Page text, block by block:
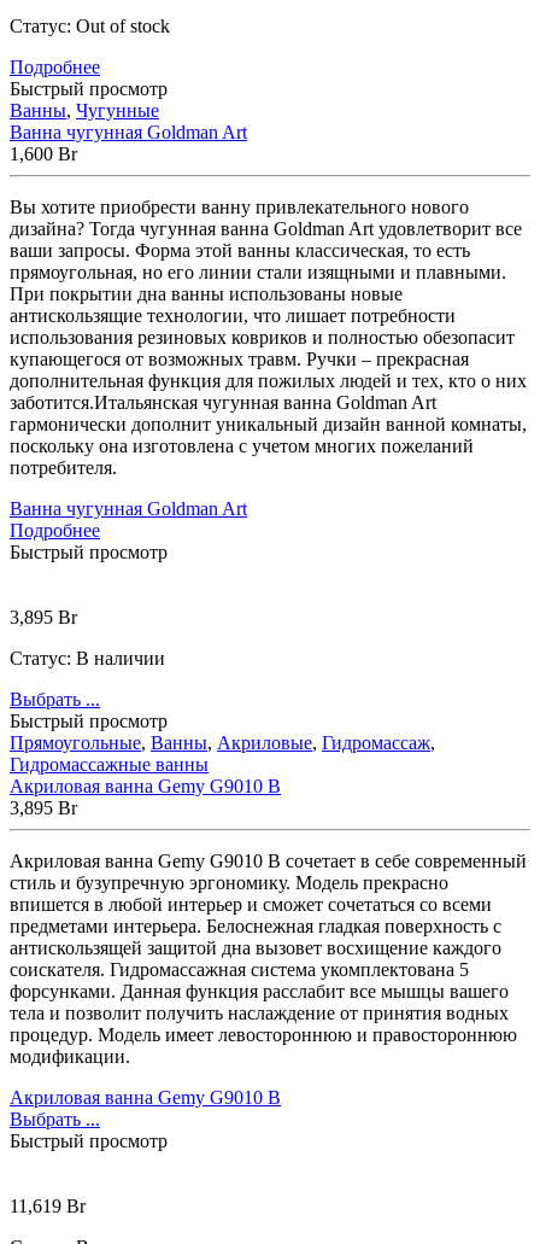
Статус: Out of stock
Подробнее
Быстрый просмотр
Ванны, Чугунные
Ванна чугунная Goldman Art
1,600 Br
Вы хотите приобрести ванну привлекательного нового
дизайна? Тогда чугунная ванна Goldman Art удовлетворит все
ваши запросы. Форма этой ванны классическая, то есть
прямоугольная, но его линии стали изящными и плавными.
При покрытии дна ванны использованы новые
антискользящие технологии, что лишает потребности
использования резиновых ковриков и полностью обезопасит
купающегося от возможных травм. Ручки – прекрасная
дополнительная функция для пожилых людей и тех, кто о них
заботится.Итальянская чугунная ванна Goldman Art
гармонически дополнит уникальный дизайн ванной комнаты,
поскольку она изготовлена с учетом многих пожеланий
потребителя.
Ванна чугунная Goldman Art
Подробнее
Быстрый просмотр
3,895 Br
Статус: В наличии
Выбрать ...
Быстрый просмотр
Прямоугольные, Ванны, Акриловые, Гидромассаж,
Гидромассажные ванны
Акриловая ванна Gemy G9010 B
3,895 Br
Акриловая ванна Gemy G9010 B сочетает в себе современный
стиль и бузупречную эргономику. Модель прекрасно
впишется в любой интерьер и сможет сочетаться со всеми
предметами интерьера. Белоснежная гладкая поверхность с
антискользящей защитой дна вызовет восхищение каждого
соискателя. Гидромассажная система укомплектована 5
форсунками. Данная функция расслабит все мышцы вашего
тела и позволит получить наслаждение от принятия водных
процедур. Модель имеет левостороннюю и правостороннюю
модификации.
Акриловая ванна Gemy G9010 B
Выбрать ...
Быстрый просмотр
11,619 Br